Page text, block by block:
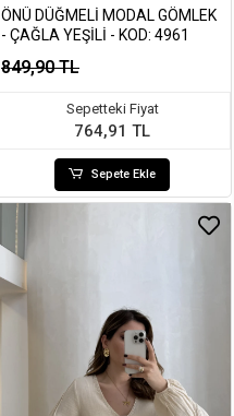
ÖNÜ DÜĞMELI MODAL GÖMLEK
- ÇAĞLA YEŞILI - KOD: 4961
849,90 TL
Sepetteki Fiyat
764,91 TL
Sepete Ekle